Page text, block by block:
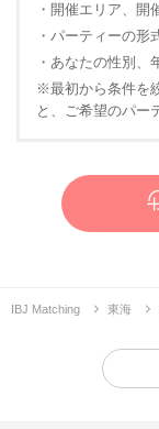
・開催エリア、開
・パーティーの形
・あなたの性別、
※最初から条件を
と、ご希望のパー
IBJ Matching 東海